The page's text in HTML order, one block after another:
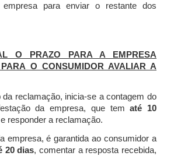
para enviar o restante dos
O PRAZO PARA A EMPRESA
O CONSUMIDOR AVALIAR A
da reclamação, inicia-se a contagem do
da empresa, que tematé 10
responder a reclamação.
empresa, é garantida ao consumidor a
20 dias, comentar a resposta recebida,